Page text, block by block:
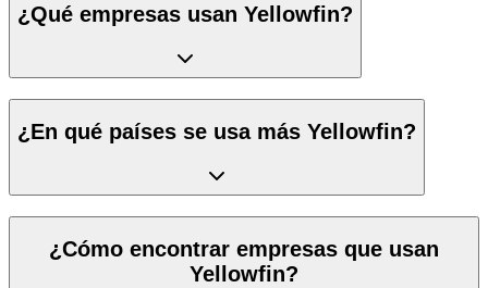
¿Qué empresas usan Yellowfin?
¿En qué países se usa más Yellowfin?
¿Cómo encontrar empresas que usan
Yellowfin?